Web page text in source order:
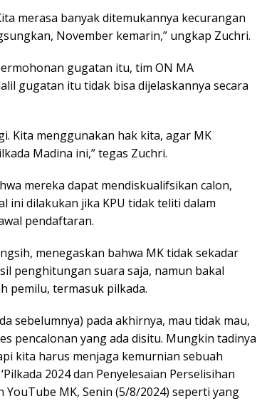
merasa banyak ditemukannya kecurangan
November kemarin,” ungkap Zuchri.
gugatan itu, tim ON MA
gugatan itu tidak bisa dijelaskannya secara
Kita menggunakan hak kita, agar MK
Madina ini,” tegas Zuchri.
mereka dapat mendiskualifsikan calon,
ini dilakukan jika KPU tidak teliti dalam
pendaftaran.
menegaskan bahwa MK tidak sekadar
penghitungan suara saja, namun bakal
pemilu, termasuk pilkada.
sebelumnya) pada akhirnya, mau tidak mau,
pencalonan yang ada disitu. Mungkin tadinya
kita harus menjaga kemurnian sebuah
2024 dan Penyelesaian Perselisihan
YouTube MK, Senin (5/8/2024) seperti yang